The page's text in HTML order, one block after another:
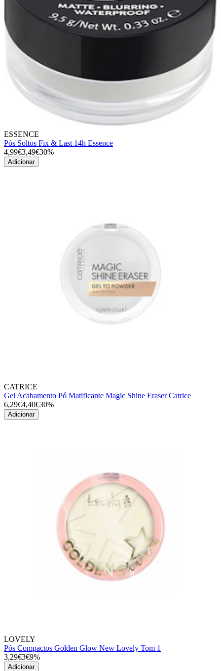
ESSENCE
Pós Soltos Fix & Last 14h Essence
4,99€3,49€30%
Adicionar
CATRICE
Gel Acabamento Pó Matificante Magic Shine Eraser Catrice
6,29€4,40€30%
Adicionar
LOVELY
Pós Compactos Golden Glow New Lovely Tom 1
3,29€3€9%
Adicionar